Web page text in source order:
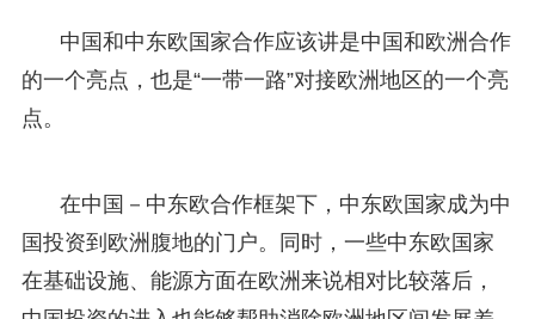
中国和中东欧国家合作应该讲是中国和欧洲合作
的一个亮点，也是“一带一路”对接欧洲地区的一个亮
点。
在中国－中东欧合作框架下，中东欧国家成为中
国投资到欧洲腹地的门户。同时，一些中东欧国家
在基础设施、能源方面在欧洲来说相对比较落后，